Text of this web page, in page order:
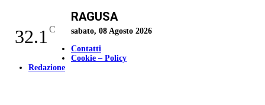
32.1 C
RAGUSA
sabato, 08 Agosto 2026
Contatti
Cookie – Policy
Redazione